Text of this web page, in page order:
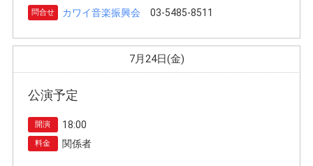
問合せ カワイ音楽振興会 03-5485-8511
7月24日(金)
公演予定
開演 18:00
料金 関係者